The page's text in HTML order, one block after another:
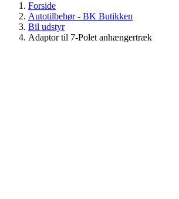
Forside
Autotilbehør - BK Butikken
Bil udstyr
Adaptor til 7-Polet anhængertræk